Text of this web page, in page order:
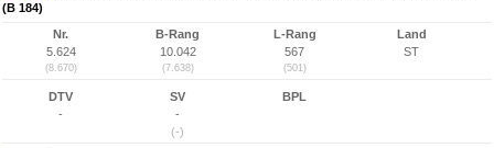
(B 184)
Nr.
5.624
(8.670)
B-Rang
10.042
(7.638)
L-Rang
567
(501)
Land
ST
DTV
-
SV
-
(-)
BPL